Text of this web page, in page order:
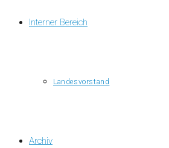
Interner Bereich
Landesvorstand
Archiv